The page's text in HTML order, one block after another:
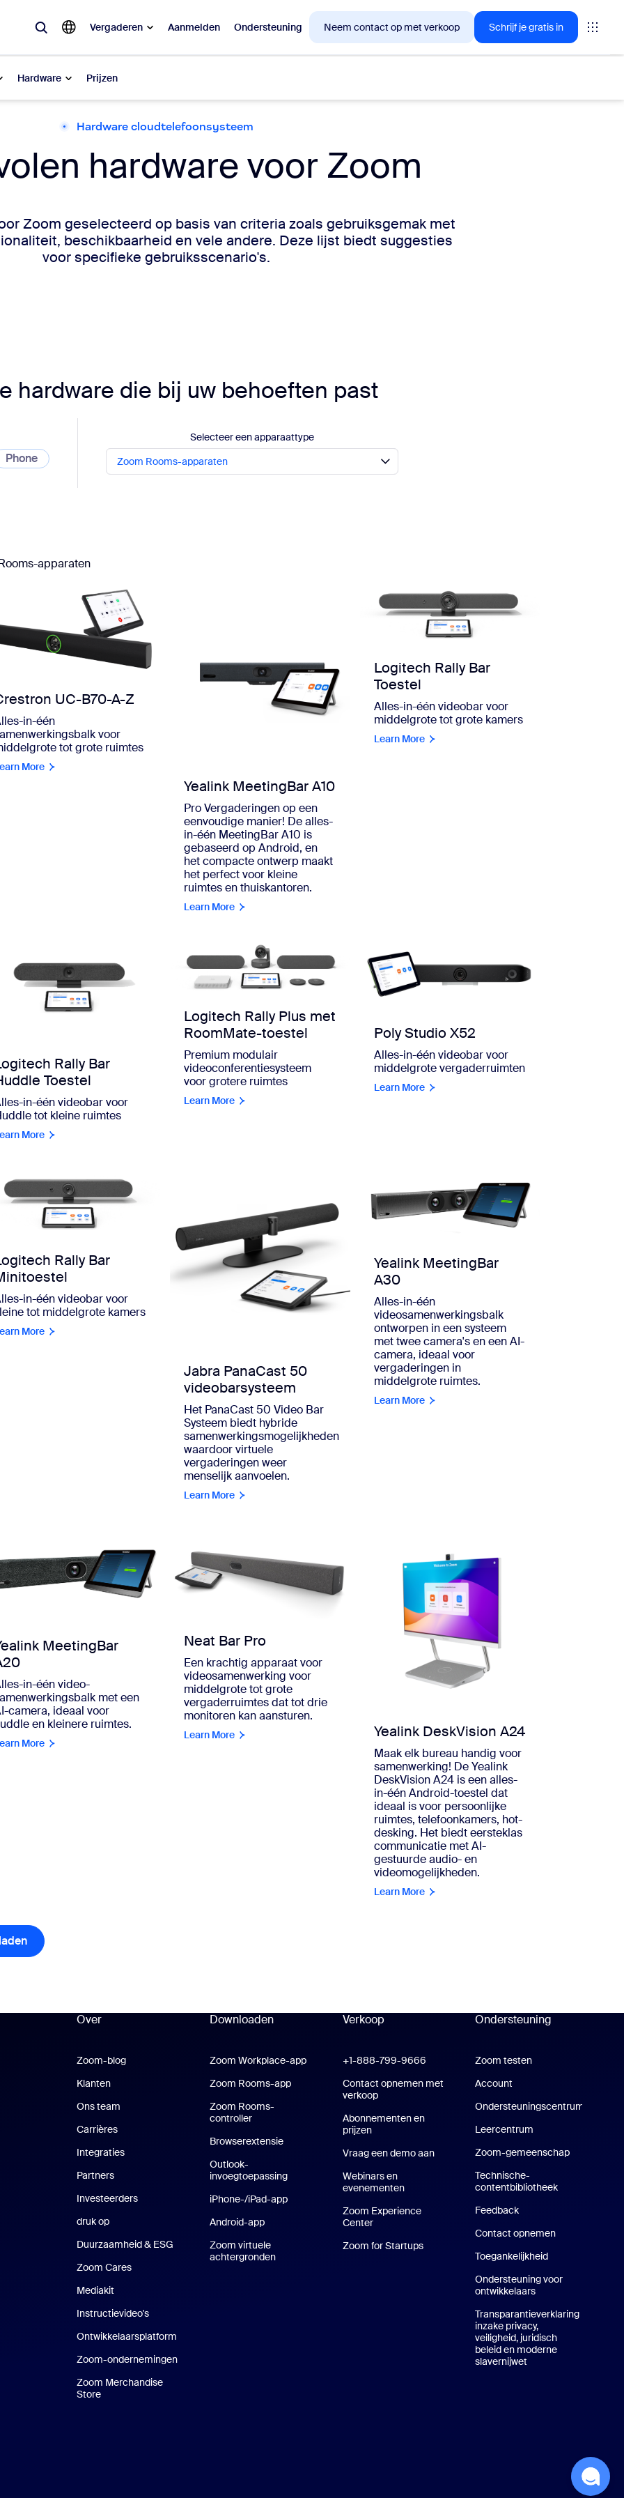
Hardware Prijzen
Vergaderen Aanmelden Ondersteuning Neem contact op met verkoop Schrijf je gratis in
wat is trending, wat zorgt voor buzz: de oplossingen waar Zoom-klanten nu in geïnteresseerd zijn.
Rooms
Hardware cloudtelefoonsysteem
hardware voor Zoom
Zoom geselecteerd op basis van criteria zoals gebruiksgemak met
beschikbaarheid en vele andere. Deze lijst biedt suggesties
voor specifieke gebruiksscenario's.
hardware die bij uw behoeften past
Phone
Selecteer een apparaattype
Zoom Rooms-apparaten
apparaten
UC-B70-A-Z
in-één
voor
tot grote ruimtes
More
Yealink MeetingBar A10
Pro Vergaderingen op een
eenvoudige manier! De alles-
in-één MeetingBar A10 is
gebaseerd op Android, en
het compacte ontwerp maakt
het perfect voor kleine
ruimtes en thuiskantoren.
Learn More
Logitech Rally Bar
Toestel
Alles-in-één videobar voor
middelgrote tot grote kamers
Learn More
Rally Bar
Toestel
in-één videobar voor
tot kleine ruimtes
More
Logitech Rally Plus met
RoomMate-toestel
Premium modulair
videoconferentiesysteem
voor grotere ruimtes
Learn More
Poly Studio X52
Alles-in-één videobar voor
middelgrote vergaderruimten
Learn More
Rally Bar
in-één videobar voor
tot middelgrote kamers
More
Jabra PanaCast 50
videobarsysteem
Het PanaCast 50 Video Bar
Systeem biedt hybride
samenwerkingsmogelijkheden
waardoor virtuele
vergaderingen weer
menselijk aanvoelen.
Learn More
Yealink MeetingBar
A30
Alles-in-één
videosamenwerkingsbalk
ontworpen in een systeem
met twee camera's en een AI-
camera, ideaal voor
vergaderingen in
middelgrote ruimtes.
Learn More
MeetingBar
in-één video-
met een
camera, ideaal voor
en kleinere ruimtes.
More
Neat Bar Pro
Een krachtig apparaat voor
videosamenwerking voor
middelgrote tot grote
vergaderruimtes dat tot drie
monitoren kan aansturen.
Learn More Yealink DeskVision A24
Maak elk bureau handig voor
samenwerking! De Yealink
DeskVision A24 is een alles-
in-één Android-toestel dat
ideaal is voor persoonlijke
ruimtes, telefoonkamers, hot-
desking. Het biedt eersteklas
communicatie met AI-
gestuurde audio- en
videomogelijkheden.
Learn More
Over
Zoom-blog
Klanten
Ons team
Carrières
Integraties
Partners
Investeerders
druk op
Duurzaamheid & ESG Duurzaamheid en ESG
Zoom Cares
Mediakit
Instructievideo's
Ontwikkelaarsplatform
Zoom-ondernemingen
Zoom Merchandise
Store
Downloaden
Zoom Workplace-appZoom Workplace-app
Zoom Rooms-appZoom Rooms-app
Zoom Rooms-
controller
Browserextensie
Outlook-
invoegtoepassing
iPhone-/iPad-appiPhone-/iPad-app
Android-appAndroid-app
Zoom virtuele
achtergrondenVirtuele achtergronden in Zoom
Verkoop
+1-888-799-9666 Klik om te bellen
Contact opnemen met
verkoop
Abonnementen en
prijzenAbonnementen en prijzen
Vraag een demo aanEen demo aanvragen
Webinars en
evenementen
Zoom Experience
CenterZoom Experience Center
Zoom for StartupsZoom for Startups
Ondersteuning
Ondersteuning
Zoom testen
Account
Ondersteuningscentrum
Leercentrum
Zoom-gemeenschap
Technische-
contentbibliotheek
Feedback
Contact opnemen
Toegankelijkheid
Ondersteuning voor
ontwikkelaars
Transparantieverklaring
inzake privacy,
veiligheid, juridisch
beleid en moderne
slavernijwet